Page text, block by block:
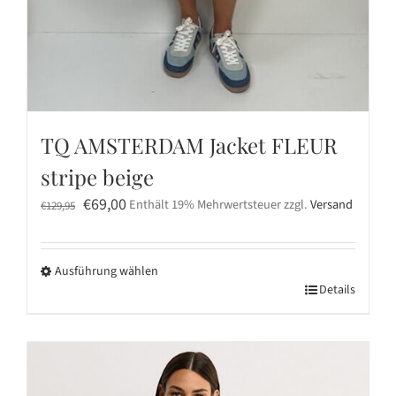
TQ AMSTERDAM Jacket FLEUR
stripe beige
€129,95 Ursprünglicher
war:
€129,95
€69,00Aktueller
ist:
€69,00.
Enthält 19% Mehrwertsteuerzzgl.Versand
Ausführung wählen
weist
Details